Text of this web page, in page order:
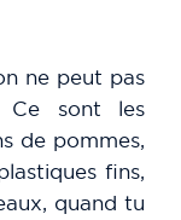
ne peut pas
Ce sont les
de pommes,
fins,
quand tu